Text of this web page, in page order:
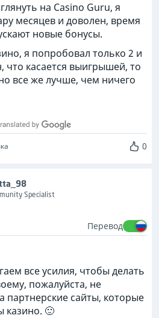
на Casino Guru, я
месяцев и доволен, время
новые бонусы.
я попробовал только 2 и
что касается выигрышей, то
все же лучше, чем ничего
0
Specialist
Перевод
все усилия, чтобы делать
пожалуйста, не
партнерские сайты, которые
казино. 🙂